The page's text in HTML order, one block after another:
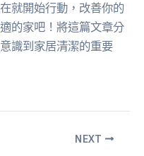
就開始行動，改善你的
的家吧！將這篇文章分
識到家居清潔的重要
NEXT